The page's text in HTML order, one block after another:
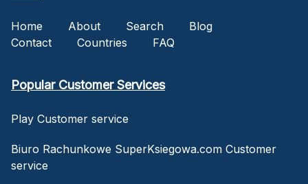
Home About Search
Blog
Contact
Countries FAQ
Popular Customer Services
Play Customer service
Biuro Rachunkowe SuperKsiegowa.com Customer
service